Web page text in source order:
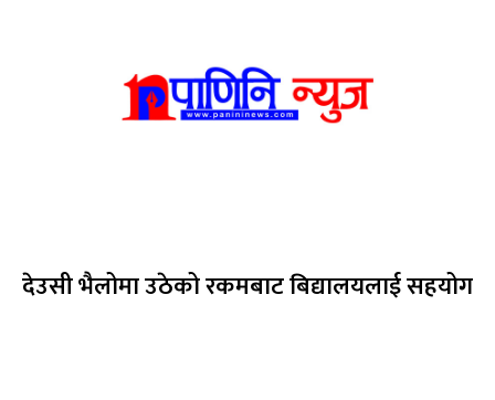
देउसी भैलोमा उठेको रकमबाट बिद्यालयलाई सहयोग